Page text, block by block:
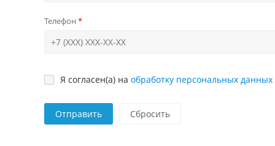
Телефон
Я согласен(а) на обработку персональных данных
Отправить